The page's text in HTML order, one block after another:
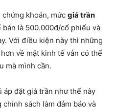
khoán, mức giá trần
là 500.000đ/cổ phiếu và
Với điều kiện này thì những
về mặt kinh tế vẫn có thể
mà mình cần.
đặt giá trần như thế này
sách làm đảm bảo và